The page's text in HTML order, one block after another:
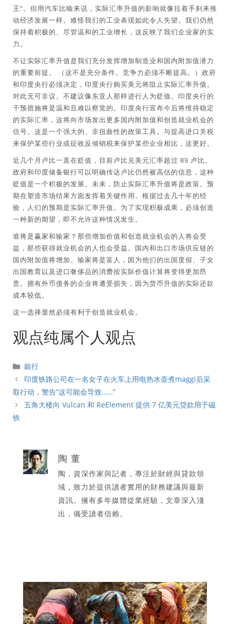
王”。但用汽车比喻来说，实际汇率升值的影响就像拉着手刹来推
动经济发展一样。难怪我们的工业表现如此令人失望。我们仍然
保持着积极的、尽管温和的工业增长，这反映了我们企业家的实
力。
不让实际汇率升值是我们充分发挥增加制造业和国内附加值潜力
的重要前提。 （这不是充分条件。竞争力必须不断提高。）政府
和印度央行必须决定，印度央行购买美元将阻止实际汇率升值。
对此无可非议。不建议像东亚人那样进行人为贬值。印度央行的
干预措施将是温和且难以察觉的。印度央行宣布今后将维持稳定
的实际汇率，这将向市场发出更多国内附加值和创造就业机会的
信号。这是一个强大的、非扭曲性的政策工具。与提高进口关税
来保护某些行业或征收反倾销税来保护某些企业相比，这更好。
近几个月卢比一直在贬值，目前卢比兑美元汇率超过 89 卢比。
政府和印度储备银行可以明确传达卢比仍然被高估的信息，这种
贬值是一个积极的发展。未来，防止实际汇率升值将是政策。预
期在塑造市场结果方面发挥着关键作用。根据过去几十年的经
验，人们的预期是实际汇率升值。为了实现积极成果，必须创造
一种新的期望，即不允许这种情况发生。
谁将是赢家和输家？那些增加价值和创造就业机会的人将会受
益，那些获得就业机会的人也会受益。国内和出口市场供应链的
国内附加值将增加。输家将是富人，因为他们的出国度假、子女
出国教育以及进口奢侈品的消费按实际价值计算将变得更加昂
贵。拥有外币债务的企业将遭受损失，因为货币升值的实际还款
成本较低。
这一选择显然必须有利于创造就业机会。
观点纯属个人观点
分
類
銀行
印度铁路公司在一名女子在火车上用电热水壶煮maggi后采
取行动，警告“这可能会导致……”
五角大楼向 Vulcan 和 ReElement 提供 7 亿美元贷款用于磁
铁
陶 董
陶，資深作家與記者，專注於財經與貸款領
域，致力於提供讀者實用的財務建議與最新
資訊。擁有多年媒體從業經驗，文章深入淺
出，備受讀者信賴。